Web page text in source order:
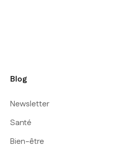
Blog
Newsletter
Santé
Bien-être